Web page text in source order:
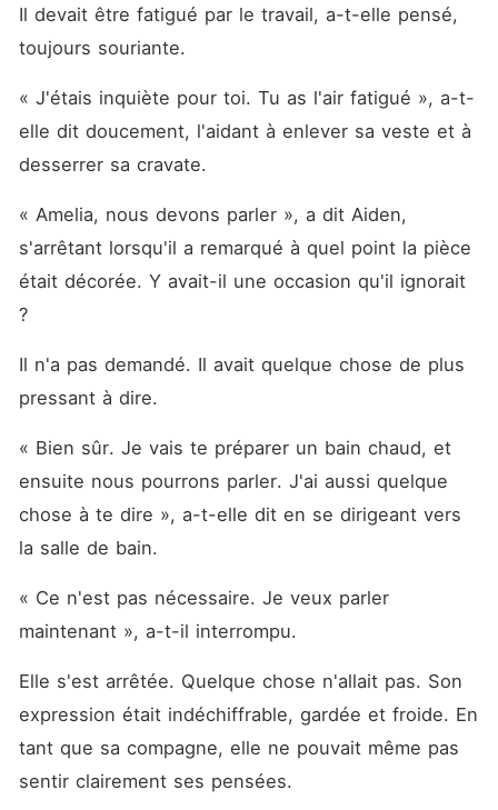
Il devait être fatigué par le travail, a-t-elle pensé,
toujours souriante.
« J'étais inquiète pour toi. Tu as l'air fatigué », a-t-
elle dit doucement, l'aidant à enlever sa veste et à
desserrer sa cravate.
« Amelia, nous devons parler », a dit Aiden,
s'arrêtant lorsqu'il a remarqué à quel point la pièce
était décorée. Y avait-il une occasion qu'il ignorait
?
Il n'a pas demandé. Il avait quelque chose de plus
pressant à dire.
« Bien sûr. Je vais te préparer un bain chaud, et
ensuite nous pourrons parler. J'ai aussi quelque
chose à te dire », a-t-elle dit en se dirigeant vers
la salle de bain.
« Ce n'est pas nécessaire. Je veux parler
maintenant », a-t-il interrompu.
Elle s'est arrêtée. Quelque chose n'allait pas. Son
expression était indéchiffrable, gardée et froide. En
tant que sa compagne, elle ne pouvait même pas
sentir clairement ses pensées.